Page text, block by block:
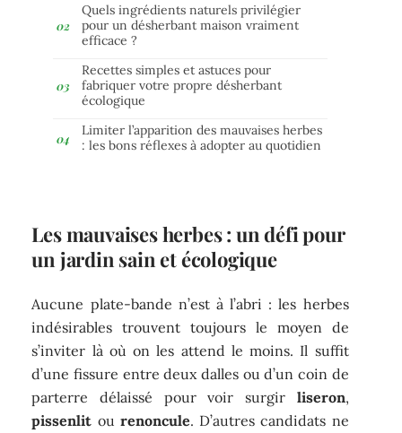
Quels ingrédients naturels privilégier
pour un désherbant maison vraiment
efficace ?
Recettes simples et astuces pour
fabriquer votre propre désherbant
écologique
Limiter l’apparition des mauvaises herbes
: les bons réflexes à adopter au quotidien
Les mauvaises herbes : un défi pour
un jardin sain et écologique
Aucune plate-bande n’est à l’abri : les herbes
indésirables trouvent toujours le moyen de
s’inviter là où on les attend le moins. Il suffit
d’une fissure entre deux dalles ou d’un coin de
parterre délaissé pour voir surgir liseron,
pissenlit ou renoncule. D’autres candidats ne